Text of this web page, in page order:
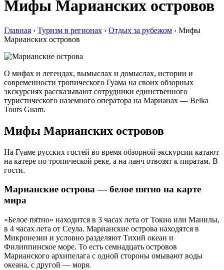
Мифы Марианских островов
Главная › Туризм в регионах › Отдых за рубежом › Мифы
Марианских островов
О мифах и легендах, вымыслах и домыслах, истории и
современности тропического Гуама на своих обзорных
экскурсиях рассказывают сотрудники единственного
туристического наземного оператора на Марианах — Belka
Tours Guam.
Мифы Марианских островов
На Гуаме русских гостей во время обзорной экскурсии катают
на катере по тропической реке, а на ланч отвозят к пиратам. В
гости.
Марианские острова — белое пятно на карте
мира
«Белое пятно» находится в 3 часах лета от Токио или Манилы,
в 4 часах лета от Сеула. Марианские острова находятся в
Микронезии и условно разделяют Тихий океан и
Филиппинское море. То есть семнадцать островов
Марианского архипелага с одной стороны омывают воды
океана, с другой — моря.